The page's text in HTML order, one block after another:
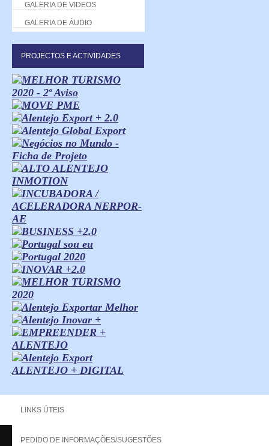
GALERIA DE VIDEOS
GALERIA DE ÁUDIO
PROJECTOS E ACTIVIDADES
ALENTEJO + DIGITAL
LINKS ÚTEIS
PEDIDO DE INFORMAÇÕES/SUGESTÕES
Copyright - 2013 NERPOR. All rights reserved.